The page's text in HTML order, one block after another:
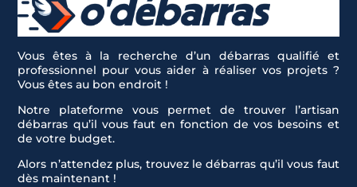
Vous êtes à la recherche d’un débarras qualifié et
professionnel pour vous aider à réaliser vos projets ?
Vous êtes au bon endroit !
Notre plateforme vous permet de trouver l’artisan
débarras qu’il vous faut en fonction de vos besoins et
de votre budget.
Alors n’attendez plus, trouvez le débarras qu’il vous faut
dès maintenant !